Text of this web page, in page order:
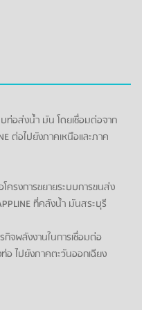
ท่อส่งน้ำ มัน โดยเชื่อมต่อจาก
ต่อไปยังภาคเหนือและภาค
ครงการขยายระบบการขนส่ง
ที่คลังน้ำ มันสระบุรี
จพลังงานในการเชื่อมต่อ
อ ไปยังภาคตะวันออกเฉียง